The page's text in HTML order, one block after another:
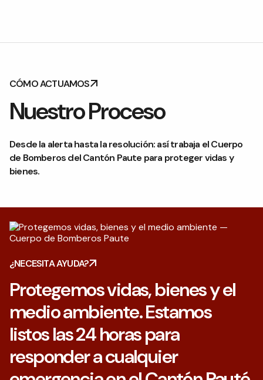
CÓMO ACTUAMOS
Nuestro Proceso
Desde la alerta hasta la resolución: así trabaja el Cuerpo
de Bomberos del Cantón Paute para proteger vidas y
bienes.
¿NECESITA AYUDA?
Protegemos vidas, bienes y el
medio ambiente. Estamos
listos las 24 horas para
responder a cualquier